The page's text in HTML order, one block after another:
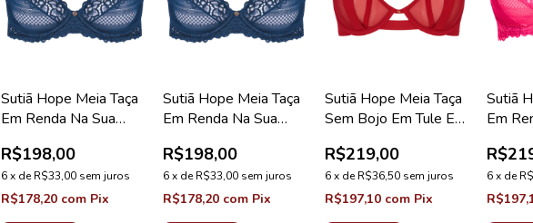
Sutiã Hope Meia Taça
Em Renda Na Sua
Cedro Coleção Valência
R$198,00
6 x deR$33,00 sem juros
R$178,20 com Pix
Sutiã Hope Meia Taça
Em Renda Na Sua
Cedro Coleção Valência
R$198,00
6 x deR$33,00 sem juros
R$178,20 com Pix
Sutiã Hope Meia Taça
Sem Bojo Em Tule E
Coleção Fascínio
R$219,00
6 x deR$36,50 sem juros
R$197,10 com Pix
Sutiã
Em
Euforia
6x de